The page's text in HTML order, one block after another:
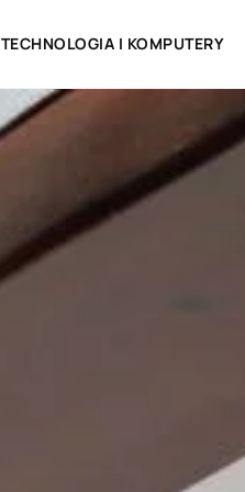
TECHNOLOGIA I KOMPUTERY